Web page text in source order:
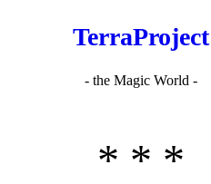
TerraProject
- the Magic World -
* * *